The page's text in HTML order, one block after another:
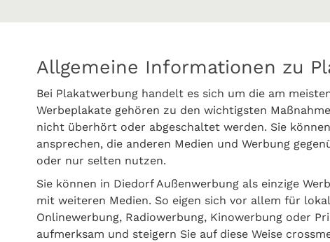
Allgemeine Informationen zu
Bei Plakatwerbung handelt es sich um die am
Werbeplakate gehören zu den wichtigsten
nicht überhört oder abgeschaltet werden. Sie
ansprechen, die anderen Medien und Werbung
oder nur selten nutzen.
Sie können in Diedorf Außenwerbung als einzige
mit weiteren Medien. So eigen sich vor allem für
Onlinewerbung, Radiowerbung, Kinowerbung oder
aufmerksam und steigern Sie auf diese Weise